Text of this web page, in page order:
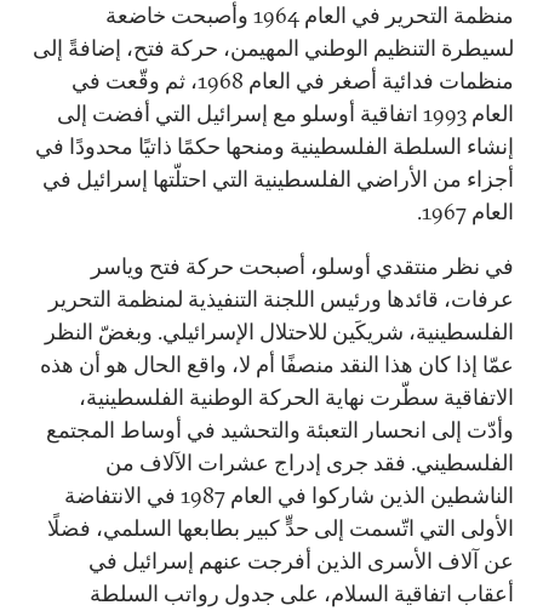
منظمة التحرير في العام 1964 وأصبحت خاضعة
لسيطرة التنظيم الوطني المهيمن، حركة فتح، إضافةً إلى
منظمات فدائية أصغر في العام 1968، ثم وقّعت في
العام 1993 اتفاقية أوسلو مع إسرائيل التي أفضت إلى
إنشاء السلطة الفلسطينية ومنحها حكمًا ذاتيًا محدودًا في
أجزاء من الأراضي الفلسطينية التي احتلّتها إسرائيل في
العام 1967.
في نظر منتقدي أوسلو، أصبحت حركة فتح وياسر
عرفات، قائدها ورئيس اللجنة التنفيذية لمنظمة التحرير
الفلسطينية، شريكَين للاحتلال الإسرائيلي. وبغضّ النظر
عمّا إذا كان هذا النقد منصفًا أم لا، واقع الحال هو أن هذه
الاتفاقية سطّرت نهاية الحركة الوطنية الفلسطينية،
وأدّت إلى انحسار التعبئة والتحشيد في أوساط المجتمع
الفلسطيني. فقد جرى إدراج عشرات الآلاف من
الناشطين الذين شاركوا في العام 1987 في الانتفاضة
الأولى التي اتّسمت إلى حدٍّ كبير بطابعها السلمي، فضلًا
عن آلاف الأسرى الذين أفرجت عنهم إسرائيل في
أعقاب اتفاقية السلام، على جدول رواتب السلطة